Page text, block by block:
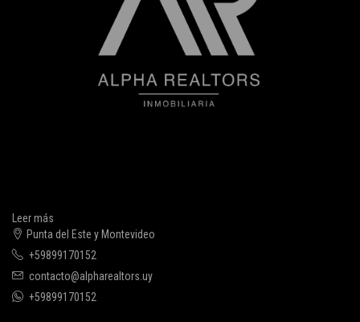
Leer más
Punta del Este y Montevideo
+59899170152
contacto@alpharealtors.uy
+59899170152